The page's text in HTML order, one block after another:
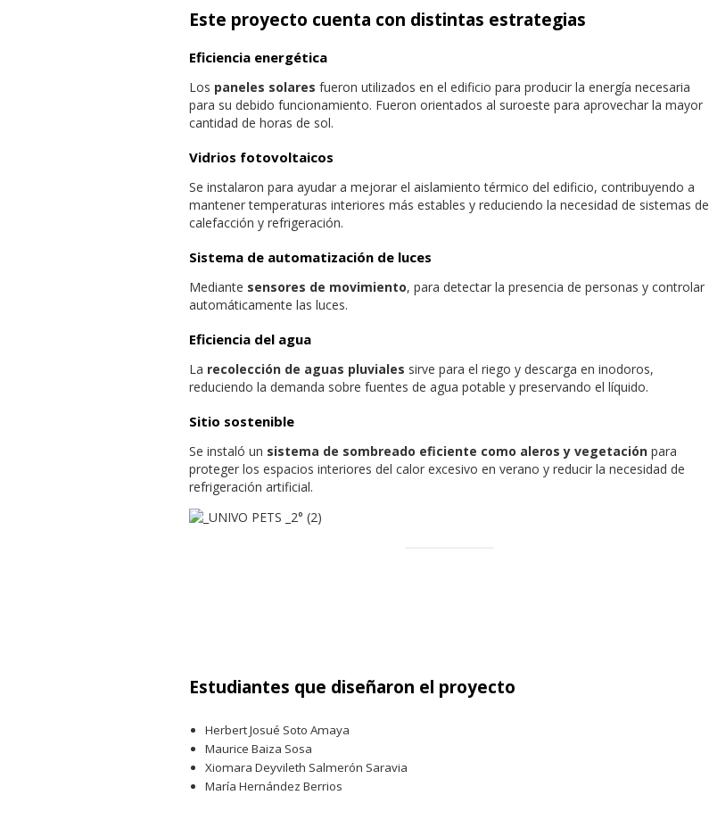
Este proyecto cuenta con distintas estrategias
Eficiencia energética
Los paneles solares fueron utilizados en el edificio para producir la energía necesaria
para su debido funcionamiento. Fueron orientados al suroeste para aprovechar la mayor
cantidad de horas de sol.
Vidrios fotovoltaicos
Se instalaron para ayudar a mejorar el aislamiento térmico del edificio, contribuyendo a
mantener temperaturas interiores más estables y reduciendo la necesidad de sistemas de
calefacción y refrigeración.
Sistema de automatización de luces
Mediante sensores de movimiento, para detectar la presencia de personas y controlar
automáticamente las luces.
Eficiencia del agua
La recolección de aguas pluviales sirve para el riego y descarga en inodoros,
reduciendo la demanda sobre fuentes de agua potable y preservando el líquido.
Sitio sostenible
Se instaló un sistema de sombreado eficiente como aleros y vegetación para
proteger los espacios interiores del calor excesivo en verano y reducir la necesidad de
refrigeración artificial.
Estudiantes que diseñaron el proyecto
Herbert Josué Soto Amaya
Maurice Baiza Sosa
Xiomara Deyvileth Salmerón Saravia
María Hernández Berrios